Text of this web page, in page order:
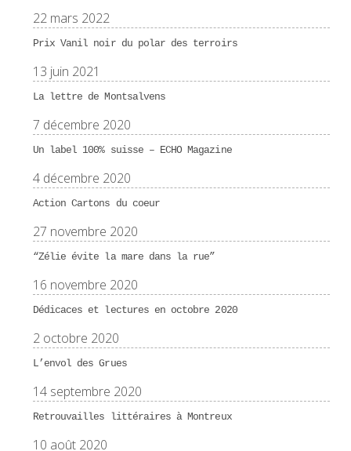
22 mars 2022
Prix Vanil noir du polar des terroirs
13 juin 2021
La lettre de Montsalvens
7 décembre 2020
Un label 100% suisse – ECHO Magazine
4 décembre 2020
Action Cartons du coeur
27 novembre 2020
“Zélie évite la mare dans la rue”
16 novembre 2020
Dédicaces et lectures en octobre 2020
2 octobre 2020
L’envol des Grues
14 septembre 2020
Retrouvailles littéraires à Montreux
10 août 2020